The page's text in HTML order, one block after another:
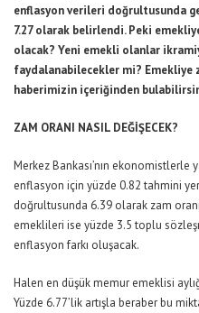
enflasyon verileri doğrultusunda
7.27 olarak belirlendi. Peki
olacak? Yeni emekli olanlar
faydalanabilecekler mi? Emekliye
haberimizin içeriğinden
ZAM ORANI NASIL DEĞİŞECEK?
Merkez Bankası’nın ekonomistlerle
enflasyon için yüzde 0.82 tahmini yer
doğrultusunda 6.39 olarak zam
emeklileri ise yüzde 3.5 toplu
enflasyon farkı oluşacak.
Halen en düşük memur emeklisi
Yüzde 6.77’lik artışla beraber bu